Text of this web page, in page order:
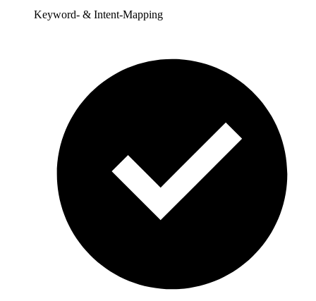
Keyword- & Intent-Mapping